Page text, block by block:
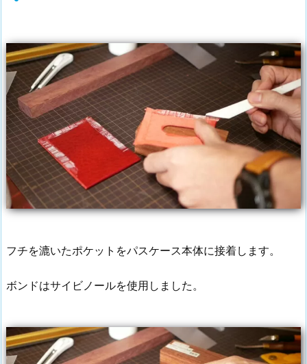
フチを漉いたポケットをパスケース本体に接着します。
ボンドはサイビノールを使用しました。